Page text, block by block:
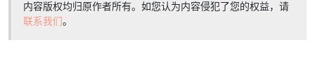
内容版权均归原作者所有。如您认为内容侵犯了您的权益，请
联系我们。